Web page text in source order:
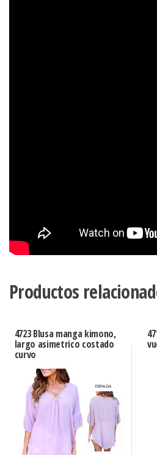
Productos
4723 Blusa manga kimono,
largo asimetrico costado
curvo